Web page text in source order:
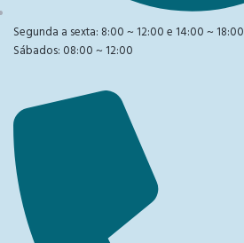
Segunda a sexta: 8:00 ~ 12:00 e 14:00 ~ 18:00
Sábados: 08:00 ~ 12:00